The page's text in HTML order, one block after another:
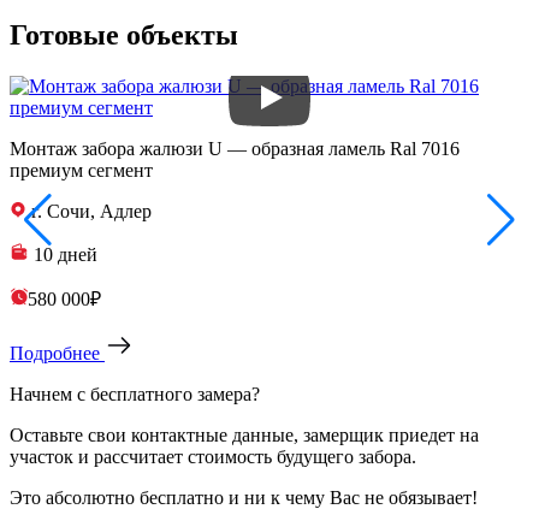
Готовые объекты
Монтаж забора жалюзи U — образная ламель Ral 7016
премиум сегмент
г. Сочи, Адлер
10 дней
580 000₽
Подробнее
Начнем с бесплатного замера?
Оставьте свои контактные данные, замерщик приедет на
участок и рассчитает стоимость будущего забора.
Это абсолютно бесплатно и ни к чему Вас не обязывает!